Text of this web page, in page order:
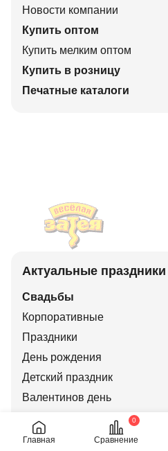
Главная Сравнение
0
Новости компании
Купить оптом
Купить мелким оптом
Купить в розницу
Печатные каталоги
Актуальные праздники
Свадьбы
Корпоративные
Праздники
День рождения
Детский праздник
Валентинов день
Новый год